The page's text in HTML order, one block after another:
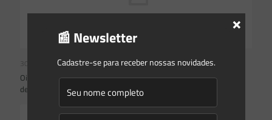
30/09/2024
Oito dispositivos do Código Estadual do Meio Ambiente são
declarados inconstitucionais como requerido pelo MPSC
📰 Newsletter
Cadastre-se para receber nossas novidades.
×